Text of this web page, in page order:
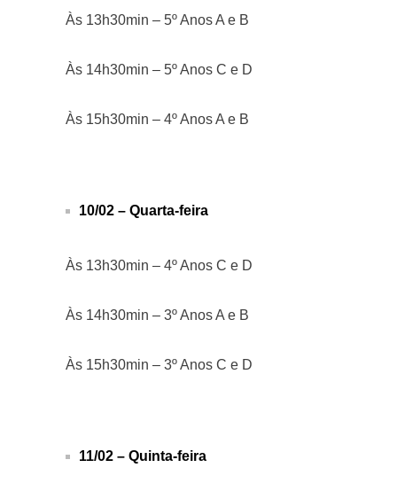
Às 13h30min – 5º Anos A e B
Às 14h30min – 5º Anos C e D
Às 15h30min – 4º Anos A e B
10/02 – Quarta-feira
Às 13h30min – 4º Anos C e D
Às 14h30min – 3º Anos A e B
Às 15h30min – 3º Anos C e D
11/02 – Quinta-feira